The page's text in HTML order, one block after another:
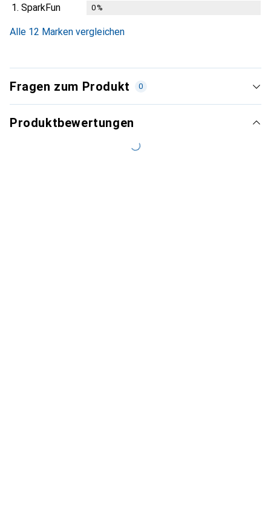
1. SparkFun 0%
Alle 12 Marken vergleichen
Fragen zum Produkt 0
Produktbewertungen